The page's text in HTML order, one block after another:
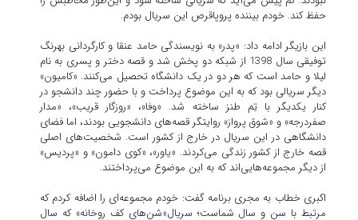
حفظ کند. خودم بیننده پروپاقرص این سریال بودم.
این بازیگر ادامه داد: «پدر» به نویسندگی حامد عنقا و کارگردانی بهرنگ
توفیقی سال 1398 از شبکه دو پخش شد و قصه دختر و پسری به نام
لیلا و حامد است که هر دو در یک دانشگاه تحصیل می‌کنند. «کامیون»
دیگر سریالی بود که به این موضوع پرداخت و با حضور چند دانشجو در
کنار یکدیگر با تِم طنز ساخته شد. «وفا»، «روزگار قریب»، «مدار
صفردرجه» و «شوق پرواز» روایتگر قصه‌های دانشجویی بودند، اما فضای
دانشگاهی در این سریال در خارج از کشور است. شخصیت‌های اصلی
قصه خارج از کشور زندگی می‌کردند. «یاور»، «کوی دامون» و «پردیس»
از دیگر مجموعه‌هایی‌اند که به این موضوع می‌پرداختند.
اکبری خطاب به مجری برنامه گفت: خودم مجموعه‌ای را اضافه کردم که
مرتبط با سن و سال شماست؛ سریال«شن‌های کف روخانه» که سال